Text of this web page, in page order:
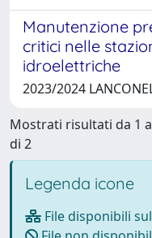
Manutenzione
critici nelle
idroelettriche
2023/2024
Mostrati risultati da 1
di 2
Legenda icone
File disponibili